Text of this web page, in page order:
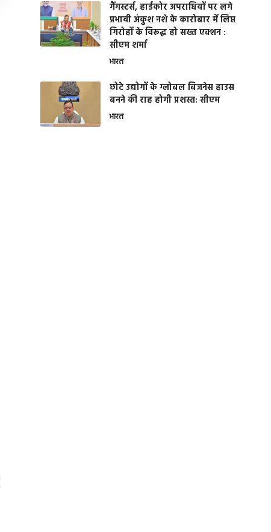
गैंगस्टर्स, हार्डकोर अपराधियों पर लगे
प्रभावी अंकुश नशे के कारोबार में लिप्त
गिरोहों के विरूद्ध हो सख्त एक्शन :
सीएम शर्मा
भारत
छोटे उद्योगों के ग्लोबल बिजनेस हाउस
बनने की राह होगी प्रशस्त: सीएम
भारत